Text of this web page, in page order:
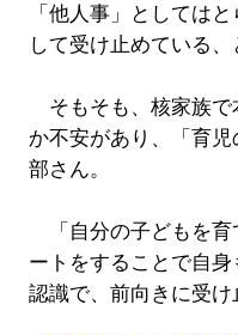
「他人事」としては
して受け止めている、
そもそも、核家族で
か不安があり、「育
部さん。
「自分の子どもを育
ートをすることで自
認識で、前向きに受け